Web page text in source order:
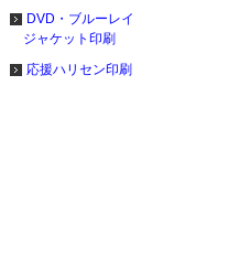
DVD・ブルーレイ
ジャケット印刷
応援ハリセン印刷